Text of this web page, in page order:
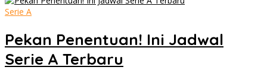
Serie A
Pekan Penentuan! Ini Jadwal
Serie A Terbaru